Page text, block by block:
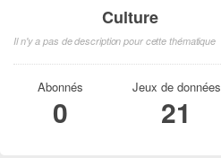
Culture
Il n'y a pas de description pour cette thématique
Abonnés
0
Jeux de données
21